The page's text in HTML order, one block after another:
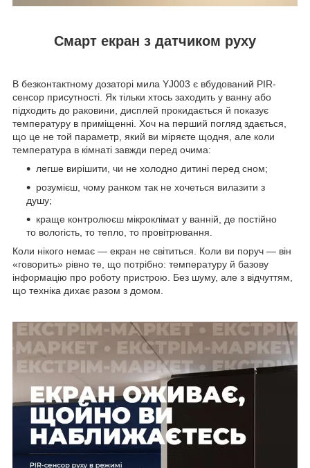
Смарт екран з датчиком руху
В безконтактному дозаторі мила YJ003 є вбудований PIR-
сенсор присутності. Як тільки хтось заходить у ванну або
підходить до раковини, дисплей прокидається й показує
температуру в приміщенні. Хоч на перший погляд здається,
що це не той параметр, який ви міряєте щодня, але коли
температура в кімнаті завжди перед очима:
легше вирішити, чи не холодно дитині перед сном;
розумієш, чому ранком так не хочеться вилазити з
душу;
краще контролюєш мікроклімат у ванній, де постійно
то вологість, то тепло, то провітрювання.
Коли нікого немає — екран не світиться. Коли ви поруч — він
«говорить» рівно те, що потрібно: температуру й базову
інформацію про роботу пристрою. Без шуму, але з відчуттям,
що техніка дихає разом з домом.